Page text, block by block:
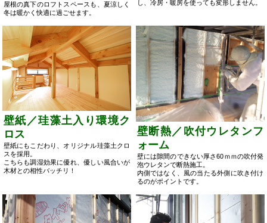
屋根の真下のロフトスペースも、夏涼しく
冬は暖かく快適に過ごせます。
し、冷房・暖房を使っても変形しません。
壁紙／珪藻土入り環境ク
ロス
壁紙にもこだわり、オリジナル珪藻土クロ
スを採用。
こちらも調湿効果に優れ、優しい風合いが
木材との相性バッチリ！
壁断熱／吹付ウレタンフ
ォーム
壁には隙間のできない厚さ60ｍｍの吹付発
泡ウレタンで断熱施工。
内側ではなく、風の当たる外側に吹き付け
るのがポイントです。